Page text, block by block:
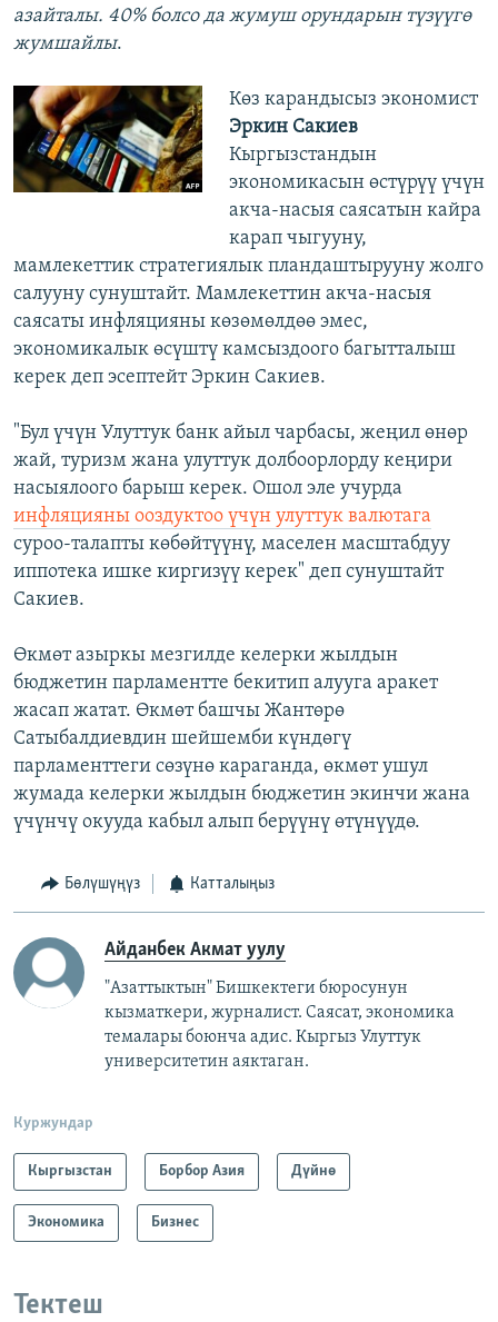
азайталы. 40% болсо да жумуш орундарын түзүүгө
жумшайлы.
Көз карандысыз экономист
Эркин Сакиев
Кыргызстандын
экономикасын өстүрүү үчүн
акча-насыя саясатын кайра
карап чыгууну,
мамлекеттик стратегиялык пландаштырууну жолго
салууну сунуштайт. Мамлекеттин акча-насыя
саясаты инфляцияны көзөмөлдөө эмес,
экономикалык өсүштү камсыздоого багытталыш
керек деп эсептейт Эркин Сакиев.
"Бул үчүн Улуттук банк айыл чарбасы, жеңил өнөр
жай, туризм жана улуттук долбоорлорду кеңири
насыялоого барыш керек. Ошол эле учурда
инфляцияны ооздуктоо үчүн улуттук валютага
суроо-талапты көбөйтүүнү, маселен масштабдуу
иппотека ишке киргизүү керек" деп сунуштайт
Сакиев.
Өкмөт азыркы мезгилде келерки жылдын
бюджетин парламентте бекитип алууга аракет
жасап жатат. Өкмөт башчы Жантөрө
Сатыбалдиевдин шейшемби күндөгү
парламенттеги сөзүнө караганда, өкмөт ушул
жумада келерки жылдын бюджетин экинчи жана
үчүнчү окууда кабыл алып берүүнү өтүнүүдө.
Бөлүшүңүз Катталыңыз
Айданбек Акмат уулу
"Азаттыктын" Бишкектеги бюросунун
кызматкери, журналист. Саясат, экономика
темалары боюнча адис. Кыргыз Улуттук
университетин аяктаган.
Куржундар
Кыргызстан Борбор Азия Дүйнө
Экономика Бизнес
Тектеш